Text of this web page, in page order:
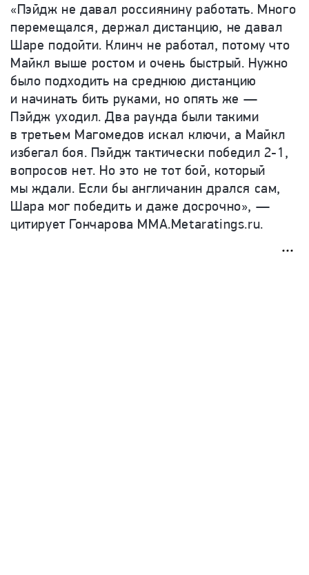
«Пэйдж не давал россиянину работать. Много
перемещался, держал дистанцию, не давал
Шаре подойти. Клинч не работал, потому что
Майкл выше ростом и очень быстрый. Нужно
было подходить на среднюю дистанцию
и начинать бить руками, но опять же —
Пэйдж уходил. Два раунда были такими
в третьем Магомедов искал ключи, а Майкл
избегал боя. Пэйдж тактически победил 2-1,
вопросов нет. Но это не тот бой, который
мы ждали. Если бы англичанин дрался сам,
Шара мог победить и даже досрочно», —
цитирует Гончарова MMA.Metaratings.ru.